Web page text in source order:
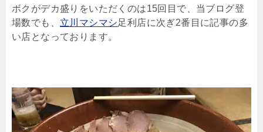
ボクがデカ盛りをいただくのは15回目で、当ブログ登
場数でも、 立川マシマシ足利店に次ぎ2番目に記事の多
い店となっております。